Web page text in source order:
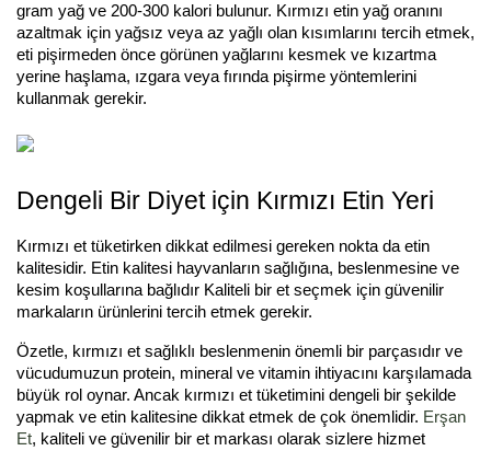
gram yağ ve 200-300 kalori bulunur. Kırmızı etin yağ oranını
azaltmak için yağsız veya az yağlı olan kısımlarını tercih etmek,
eti pişirmeden önce görünen yağlarını kesmek ve kızartma
yerine haşlama, ızgara veya fırında pişirme yöntemlerini
kullanmak gerekir.
Dengeli Bir Diyet için Kırmızı Etin Yeri
Kırmızı et tüketirken dikkat edilmesi gereken nokta da etin
kalitesidir. Etin kalitesi hayvanların sağlığına, beslenmesine ve
kesim koşullarına bağlıdır Kaliteli bir et seçmek için güvenilir
markaların ürünlerini tercih etmek gerekir.
Özetle, kırmızı et sağlıklı beslenmenin önemli bir parçasıdır ve
vücudumuzun protein, mineral ve vitamin ihtiyacını karşılamada
büyük rol oynar. Ancak kırmızı et tüketimini dengeli bir şekilde
yapmak ve etin kalitesine dikkat etmek de çok önemlidir. Erşan
Et, kaliteli ve güvenilir bir et markası olarak sizlere hizmet